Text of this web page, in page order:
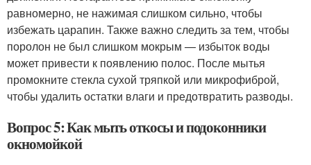
равномерно, не нажимая слишком сильно, чтобы
избежать царапин. Также важно следить за тем, чтобы
поролон не был слишком мокрым — избыток воды
может привести к появлению полос. После мытья
промокните стекла сухой тряпкой или микрофиброй,
чтобы удалить остатки влаги и предотвратить разводы.
Вопрос 5: Как мыть откосы и подоконники
окномойкой